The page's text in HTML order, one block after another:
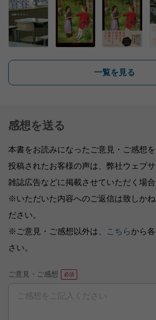
一覧を見る
感想を送る
本書をお読みになったご意見・ご感想を
投稿されたお客様の声は、弊社ウェブ
雑誌広告などに掲載させていただく場合
※いただいた内容へのご返信は致しかね
ださい。
※ご意見・ご感想以外は、
こちらから
さい。
ご意見・ご感想